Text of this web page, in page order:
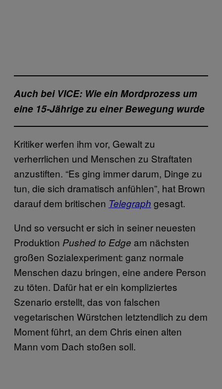
Auch bei VICE: Wie ein Mordprozess um
eine 15-Jährige zu einer Bewegung wurde
Kritiker werfen ihm vor, Gewalt zu
verherrlichen und Menschen zu Straftaten
anzustiften. “Es ging immer darum, Dinge zu
tun, die sich dramatisch anfühlen”, hat Brown
darauf dem britischen Telegraph gesagt.
Und so versucht er sich in seiner neuesten
Produktion Pushed to Edge am nächsten
großen Sozialexperiment: ganz normale
Menschen dazu bringen, eine andere Person
zu töten. Dafür hat er ein kompliziertes
Szenario erstellt, das von falschen
vegetarischen Würstchen letztendlich zu dem
Moment führt, an dem Chris einen alten
Mann vom Dach stoßen soll.